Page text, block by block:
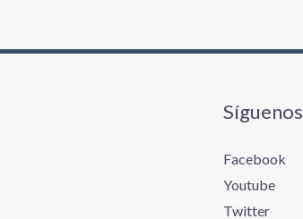
Síguenos
Facebook
Youtube
Twitter